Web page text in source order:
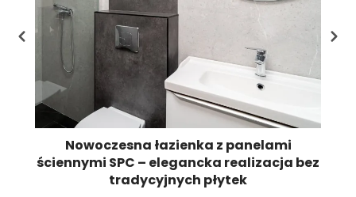
Nowoczesna łazienka z panelami
ściennymi SPC – elegancka realizacja bez
tradycyjnych płytek